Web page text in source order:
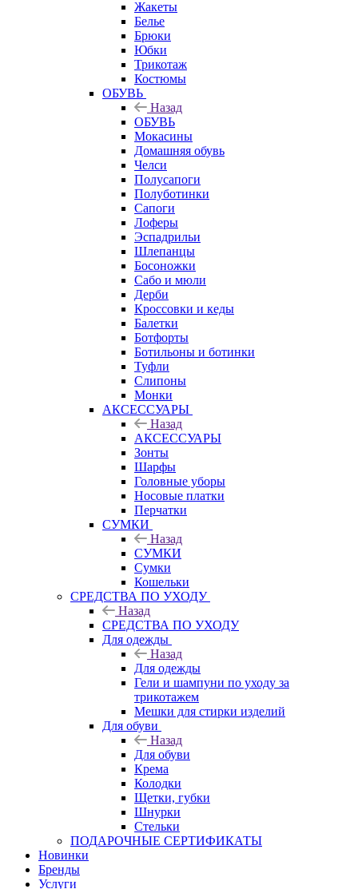
Жакеты
Белье
Брюки
Юбки
Трикотаж
Костюмы
ОБУВЬ
Назад
ОБУВЬ
Мокасины
Домашняя обувь
Челси
Полусапоги
Полуботинки
Сапоги
Лоферы
Эспадрильи
Шлепанцы
Босоножки
Сабо и мюли
Дерби
Кроссовки и кеды
Балетки
Ботфорты
Ботильоны и ботинки
Туфли
Слипоны
Монки
АКСЕССУАРЫ
Назад
АКСЕССУАРЫ
Зонты
Шарфы
Головные уборы
Носовые платки
Перчатки
СУМКИ
Назад
СУМКИ
Сумки
Кошельки
CРЕДСТВА ПО УХОДУ
Назад
CРЕДСТВА ПО УХОДУ
Для одежды
Назад
Для одежды
Гели и шампуни по уходу за
трикотажем
Мешки для стирки изделий
Для обуви
Назад
Для обуви
Крема
Колодки
Щетки, губки
Шнурки
Стельки
ПОДАРОЧНЫЕ СЕРТИФИКАТЫ
Новинки
Бренды
Услуги